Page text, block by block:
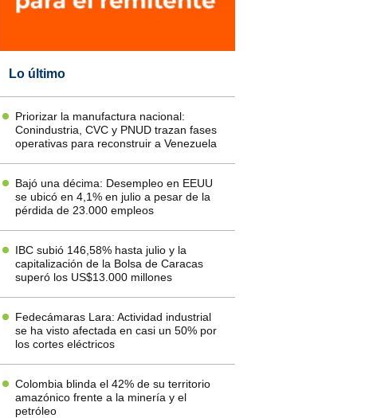
Lo último
Priorizar la manufactura nacional:
Conindustria, CVC y PNUD trazan fases
operativas para reconstruir a Venezuela
Bajó una décima: Desempleo en EEUU
se ubicó en 4,1% en julio a pesar de la
pérdida de 23.000 empleos
IBC subió 146,58% hasta julio y la
capitalización de la Bolsa de Caracas
superó los US$13.000 millones
Fedecámaras Lara: Actividad industrial
se ha visto afectada en casi un 50% por
los cortes eléctricos
Colombia blinda el 42% de su territorio
amazónico frente a la minería y el
petróleo